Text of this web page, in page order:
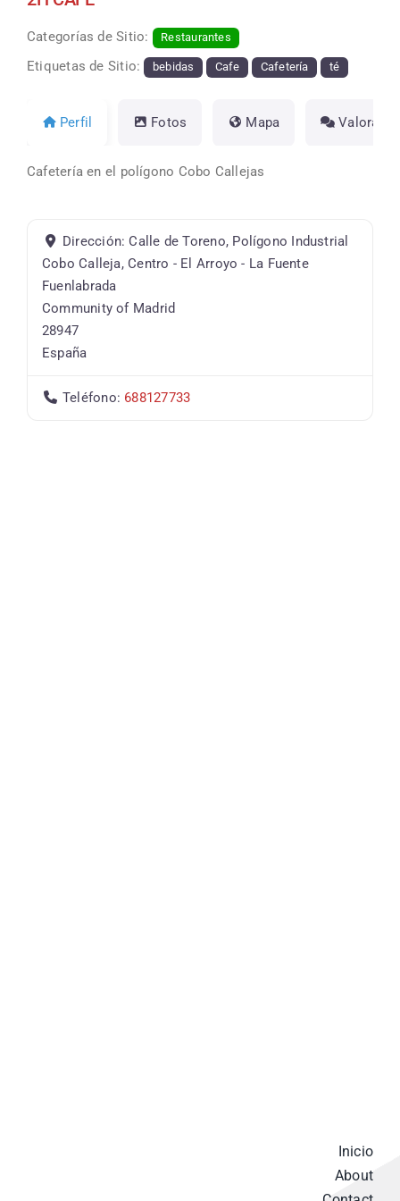
Categorías de Sitio: Restaurantes
Etiquetas de Sitio: bebidas Cafe Cafetería té
Perfil Fotos Mapa
Cafetería en el polígono Cobo Callejas
Dirección:Calle de Toreno, Polígono Industrial
Cobo Calleja, Centro - El Arroyo - La Fuente
Fuenlabrada
Community of Madrid
28947
España
Teléfono: 688127733
Inicio
About